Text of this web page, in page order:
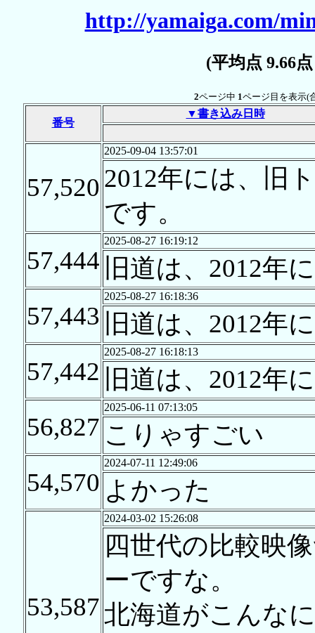
http://yamaiga.com/
(平均点 9.66
2ページ中 1ページ目を表示(
番号
▼書き込み日時
57,520
2025-09-04 13:57:01
2012年には、旧
です。
57,444
2025-08-27 16:19:12
旧道は、2012年
57,443
2025-08-27 16:18:36
旧道は、2012年
57,442
2025-08-27 16:18:13
旧道は、2012年
56,827
2025-06-11 07:13:05
こりゃすごい
54,570
2024-07-11 12:49:06
よかった
53,587
2024-03-02 15:26:08
四世代の比較映
ーですな。
北海道がこんな